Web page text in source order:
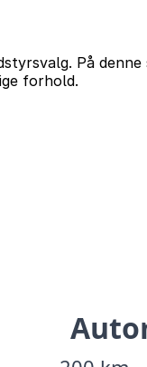
På denne
forhold.